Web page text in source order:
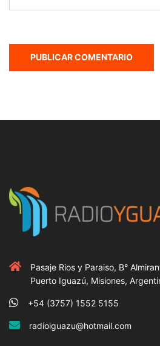
Pasaje Rios y Paraiso, B°
Puerto Iguazú, Misiones,
+54 (3757) 1552 5155
radioiguazu@hotmail.com